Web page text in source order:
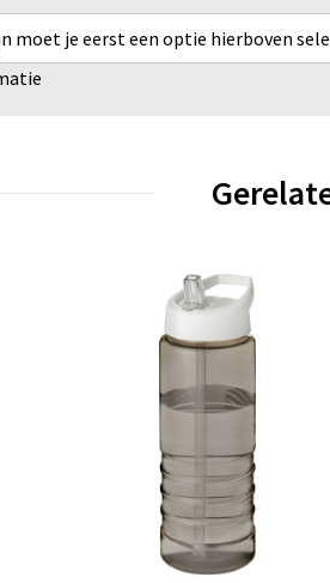
moet je eerst een optie hierboven